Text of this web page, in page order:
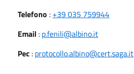
Telefono : +39 035 759944
Email : p.fenili@albino.it
Pec : protocollo.albino@cert.saga.it